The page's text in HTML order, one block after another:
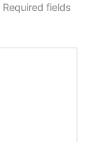
Required fields